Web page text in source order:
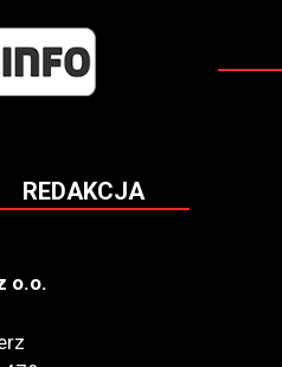
REDAKCJA
o.o.